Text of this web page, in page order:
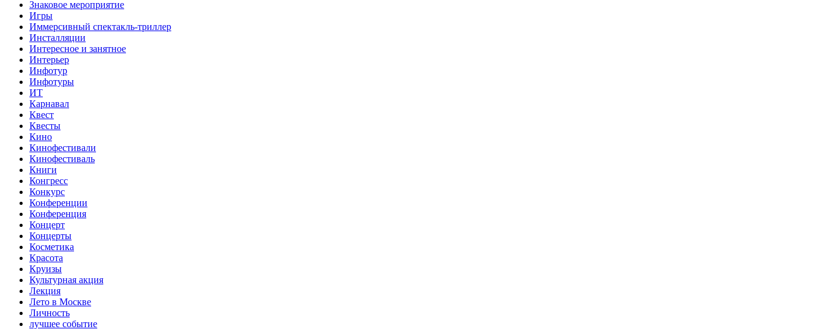
Знаковое мероприятие
Игры
Иммерсивный спектакль-триллер
Инсталляции
Интересное и занятное
Интерьер
Инфотур
Инфотуры
ИТ
Карнавал
Квест
Квесты
Кино
Кинофестивали
Кинофестиваль
Книги
Конгресс
Конкурс
Конференции
Конференция
Концерт
Концерты
Косметика
Красота
Круизы
Культурная акция
Лекция
Лето в Москве
Личность
лучшее событие